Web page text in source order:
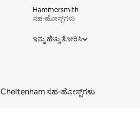
Hammersmith
ಸಹ‑ಹೋಸ್ಟ್‌ಗಳು
ಇನ್ನು ಹೆಚ್ಚು ತೋರಿಸಿ
Cheltenham ಸಹ‑ಹೋಸ್ಟ್‌ಗಳು